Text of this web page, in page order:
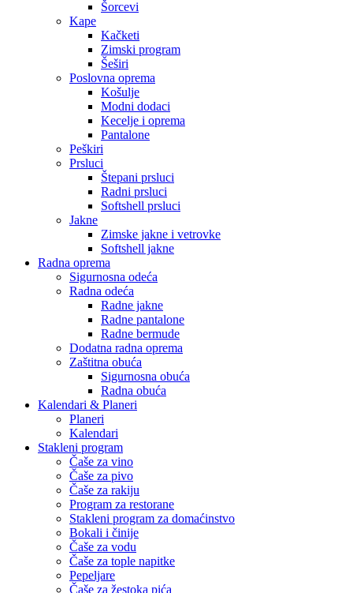
Šorcevi
Kape
Kačketi
Zimski program
Šeširi
Poslovna oprema
Košulje
Modni dodaci
Kecelje i oprema
Pantalone
Peškiri
Prsluci
Štepani prsluci
Radni prsluci
Softshell prsluci
Jakne
Zimske jakne i vetrovke
Softshell jakne
Radna oprema
Sigurnosna odeća
Radna odeća
Radne jakne
Radne pantalone
Radne bermude
Dodatna radna oprema
Zaštitna obuća
Sigurnosna obuća
Radna obuća
Kalendari & Planeri
Planeri
Kalendari
Stakleni program
Čaše za vino
Čaše za pivo
Čaše za rakiju
Program za restorane
Stakleni program za domaćinstvo
Bokali i činije
Čaše za vodu
Čaše za tople napitke
Pepeljare
Čaše za žestoka pića